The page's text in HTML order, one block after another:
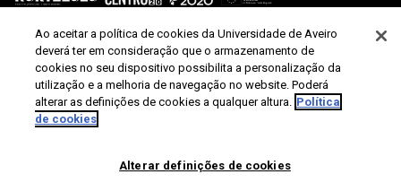
Ao aceitar a política de cookies da Universidade de Aveiro
deverá ter em consideração que o armazenamento de
cookies no seu dispositivo possibilita a personalização da
utilização e a melhoria de navegação no website. Poderá
alterar as definições de cookies a qualquer altura. Política
de cookies
Alterar definições de cookies